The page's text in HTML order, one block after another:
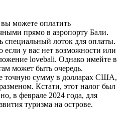
можете оплатить
прямо в аэропорту Бали.
специальный лоток для оплаты.
если у вас нет возможности или
lovebali. Однако имейте в
может быть очередь.
точную сумму в долларах США,
Кстати, этот налог был
в феврале 2024 года, для
туризма на острове.